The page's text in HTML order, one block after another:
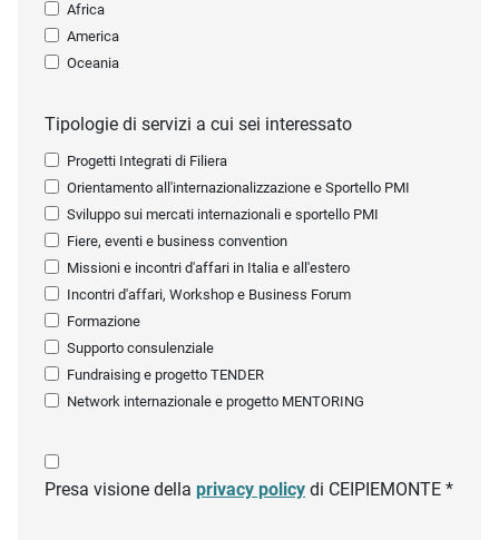
Africa
America
Oceania
Tipologie di servizi a cui sei interessato
Progetti Integrati di Filiera
Orientamento all'internazionalizzazione e Sportello PMI
Sviluppo sui mercati internazionali e sportello PMI
Fiere, eventi e business convention
Missioni e incontri d'affari in Italia e all'estero
Incontri d'affari, Workshop e Business Forum
Formazione
Supporto consulenziale
Fundraising e progetto TENDER
Network internazionale e progetto MENTORING
Presa visione della privacy policy di CEIPIEMONTE *